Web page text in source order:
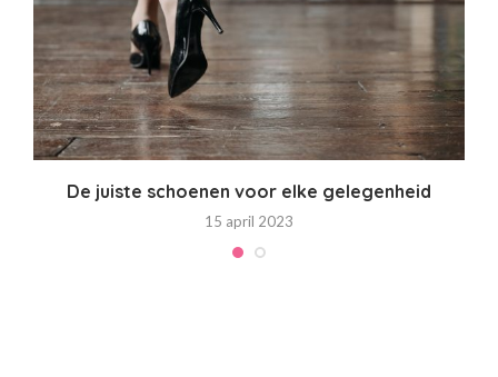
De juiste schoenen voor elke gelegenheid
15 april 2023